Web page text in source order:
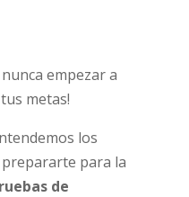
empezar a
metas!
los
para la
de